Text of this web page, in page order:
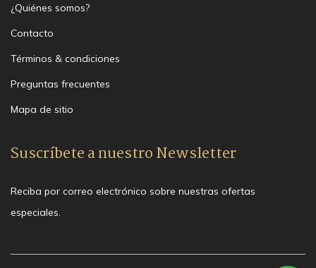
¿Quiénes somos?
Contacto
Términos & condiciones
Preguntas frecuentes
Mapa de sitio
Suscríbete a nuestro Newsletter
Reciba por correo electrónico sobre nuestras ofertas
especiales.